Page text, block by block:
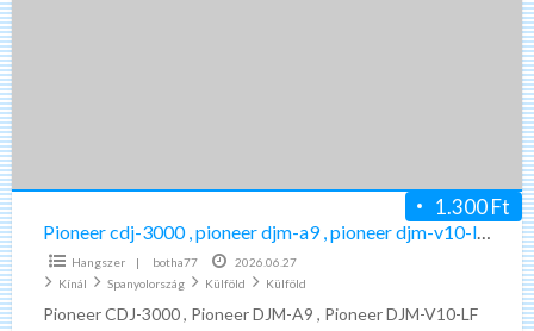
3000
,
pioneer
djm-
a9
,
pioneer
djm-
v10-
lf
,
1.300 Ft
Pioneer cdj-3000 , pioneer djm-a9 , pioneer djm-v10-lf , pioneer djm-s11
Hangszer | botha77
2026.06.27
Kínál
Spanyolország Külföld Külföld
Pioneer CDJ-3000 , Pioneer DJM-A9 , Pioneer DJM-V10-LF